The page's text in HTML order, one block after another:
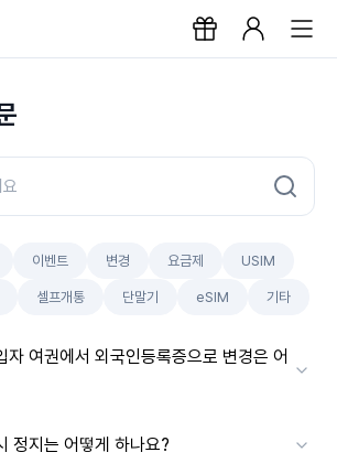
이벤트 변경 요금제 USIM
셀프개통 단말기 eSIM 기타
자 여권에서 외국인등록증으로 변경은 어
정지는 어떻게 하나요?